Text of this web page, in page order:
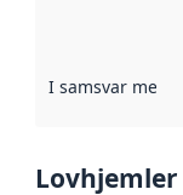
I samsvar med
Lovhjemler